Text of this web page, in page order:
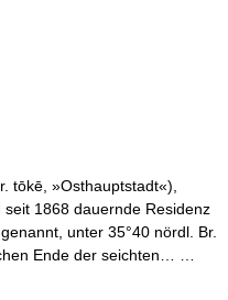
tōkē, »Osthauptstadt«),
1868 dauernde Residenz
unter 35°40 nördl. Br.
Ende der seichten… …